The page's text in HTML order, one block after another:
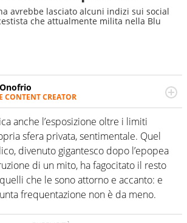
avrebbe lasciato alcuni indizi sui social
che attualmente milita nella Blu
CONTENT CREATOR
dal 2007, scrive per curiosità
soprattutto di calcio, di sport e dei
concedendosi innocenti evasioni
creazione di format. Un tempo ala
sente a suo agio nel ruolo di libero. Cura
riservata dei migliori 5 calciatori di sempre.
anche l’esposizione oltre i limiti
sfera privata, sentimentale. Quel
divenuto gigantesco dopo l’epopea
di un mito, ha fagocitato il resto
che le sono attorno e accanto: e
frequentazione non è da meno.